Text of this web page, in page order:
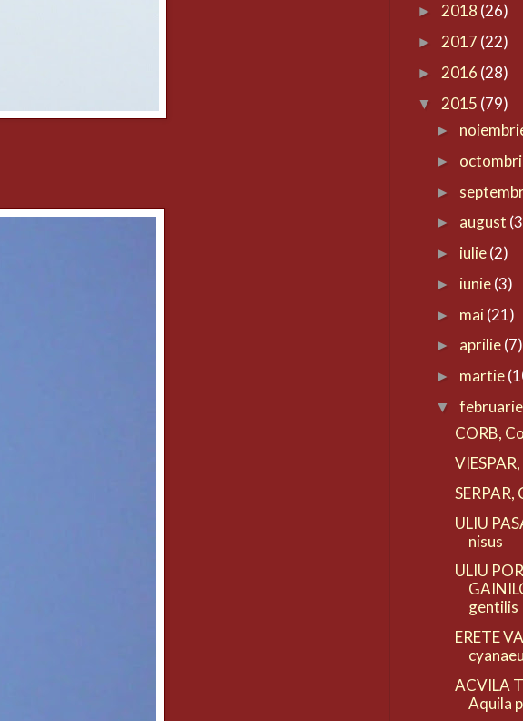
► 2018 (26)
► 2017 (22)
► 2016 (28)
▼ 2015 (79)
►
►
►
► august
► iulie(2)
► iunie(3)
► mai(21)
► aprilie(7)
► martie
▼
CORB,
ULIU
nisus
ULIU
gentilis
ERETE
ACVILA
Aquila